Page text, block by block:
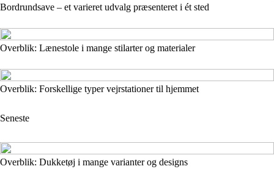
Bordrundsave – et varieret udvalg præsenteret i ét sted
Overblik: Lænestole i mange stilarter og materialer
Overblik: Forskellige typer vejrstationer til hjemmet
Seneste
Overblik: Dukketøj i mange varianter og designs